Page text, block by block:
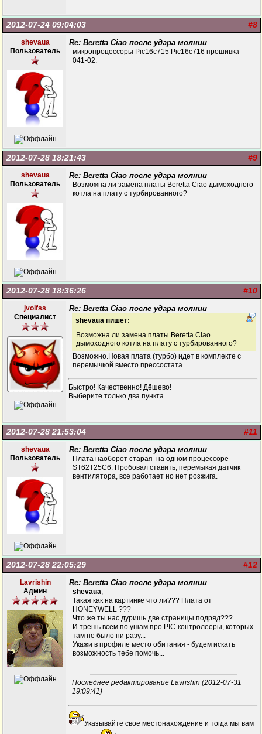
#8
2012-07-24 09:04:03
shevaua
Пользователь
Re: Beretta Ciao после удара молнии
микропроцессоры Pic16c715 Pic16c716 прошивка
041-02.
#9
2012-07-28 18:21:43
shevaua
Пользователь
Re: Beretta Ciao после удара молнии
Возможна ли замена платы Beretta Ciao дымоходного
котла на плату с турбированного?
#10
2012-07-28 18:36:26
jvolfss
Специалист
Re: Beretta Ciao после удара молнии
shevaua пишет:
Возможна ли замена платы Beretta Ciao
дымоходного котла на плату с турбированного?
Возможно.Новая плата (турбо) идет в комплекте с
перемычкой вместо прессостата
Быстро! Качественно! Дёшево!
Выберите только два пункта.
#11
2012-07-28 21:53:04
shevaua
Пользователь
Re: Beretta Ciao после удара молнии
Плата наоборот старая на одном процессоре
ST62T25C6. Пробовал ставить, перемыкая датчик
вентилятора, все работает но нет розжига.
#12
2012-07-28 22:05:29
Lavrishin
Админ
Re: Beretta Ciao после удара молнии
shevaua,
Такая как на картинке что ли??? Плата от
HONEYWELL ???
Что же ты нас дуришь две страницы подряд???
И трешь всем по ушам про PIC-контролееры, которых
там не было ни разу...
Укажи в профиле место обитания - будем искать
возможность тебе помочь...
Последнее редактирование Lavrishin (2012-07-31
19:09:41)
Указывайте свое местонахождение и тогда мы вам